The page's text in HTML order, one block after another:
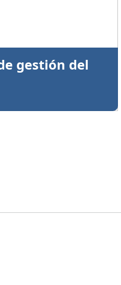
Hazim y otros